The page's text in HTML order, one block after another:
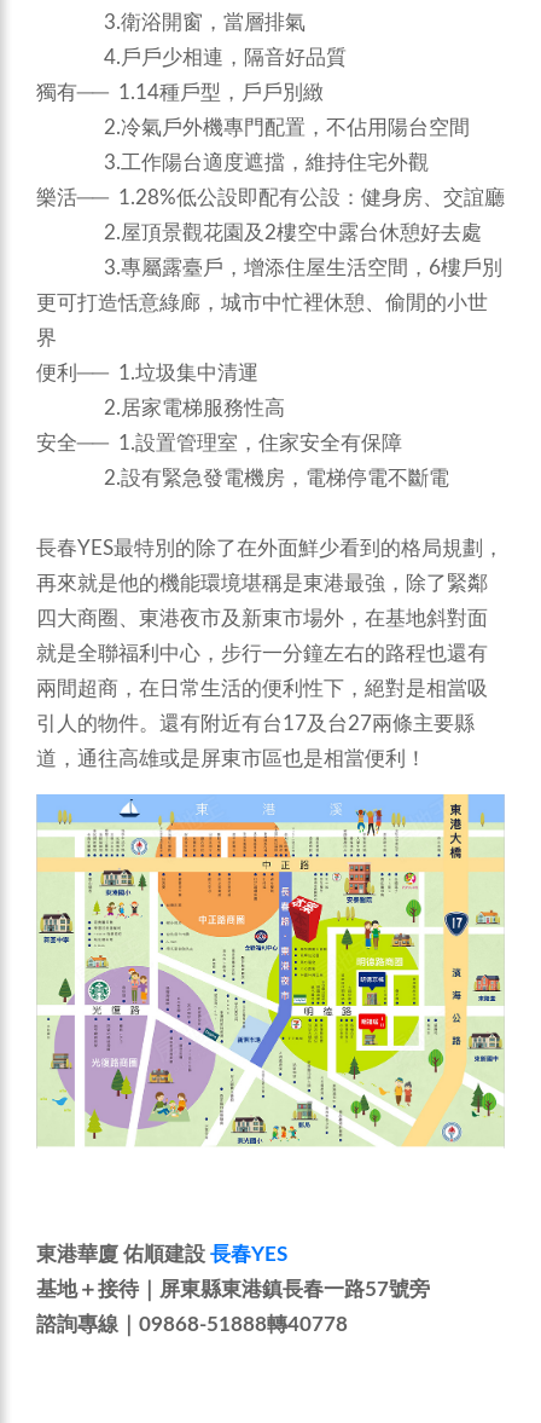
3.衛浴開窗，當層排氣
4.戶戶少相連，隔音好品質
獨有── 1.14種戶型，戶戶別緻
2.冷氣戶外機專門配置，不佔用陽台空間
3.工作陽台適度遮擋，維持住宅外觀
樂活── 1.28%低公設即配有公設：健身房、交誼廳
2.屋頂景觀花園及2樓空中露台休憩好去處
3.專屬露臺戶，增添住屋生活空間，6樓戶別
更可打造恬意綠廊，城市中忙裡休憩、偷閒的小世
界
便利── 1.垃圾集中清運
2.居家電梯服務性高
安全── 1.設置管理室，住家安全有保障
2.設有緊急發電機房，電梯停電不斷電
長春YES最特別的除了在外面鮮少看到的格局規劃，
再來就是他的機能環境堪稱是東港最強，除了緊鄰
四大商圈、東港夜市及新東市場外，在基地斜對面
就是全聯福利中心，步行一分鐘左右的路程也還有
兩間超商，在日常生活的便利性下，絕對是相當吸
引人的物件。還有附近有台17及台27兩條主要縣
道，通往高雄或是屏東市區也是相當便利！
東港華廈 佑順建設 長春YES
基地＋接待｜屏東縣東港鎮長春一路57號旁
諮詢專線｜09868-51888轉40778